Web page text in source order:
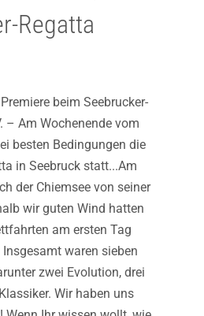
Regatta
beim Seebrucker-
– Am Wochenende vom
besten Bedingungen die
in Seebruck statt...Am
der Chiemsee von seiner
wir guten Wind hatten
am ersten Tag
waren sieben
zwei Evolution, drei
Wir haben uns